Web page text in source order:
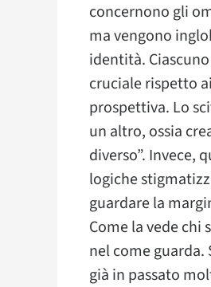
concernono gli
ma vengono
identità.
cruciale rispetto
prospettiva. Lo
un altro, ossia
diverso”. Invece,
logiche
guardare la
Come la vede chi
nel come
già in passato